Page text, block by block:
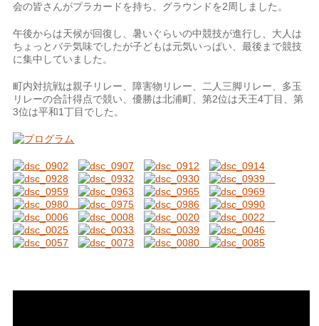
会の皆さんがプラカードを持ち、グラウンドを2周しました。
午後からは天候が回復し、暑いぐらいの中競技が進行し、大人は
ちょっとバテ気味でしたが子どもは元気いっぱい、最後まで競技
に集中していました。
町内対抗戦は親子リレー、障害物リレー、二人三脚リレー、多玉
リレーの合計得点で競い、優勝は北浦町、第2位は天王4丁目、第
3位は平和1丁目でした。